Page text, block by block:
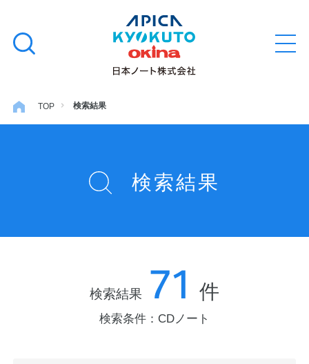
文
キ
ッ
閉
検
る
ファイル・バインダー
TOP 検索結果
検索結果
検索結果 71 件
検索条件： CDノート